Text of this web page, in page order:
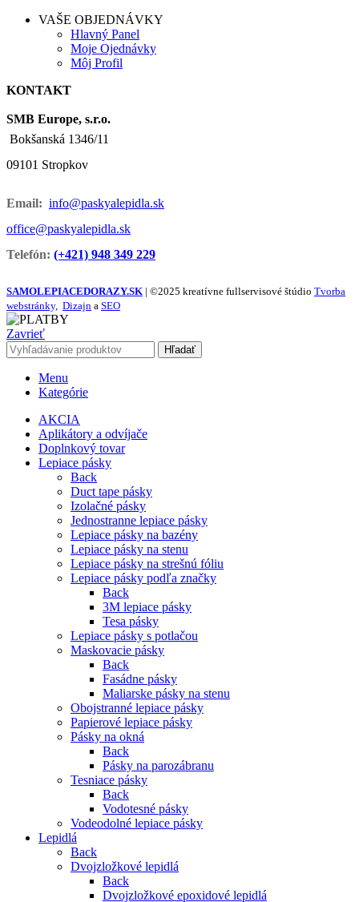
VAŠE OBJEDNÁVKY
Hlavný Panel
Moje Ojednávky
Môj Profil
KONTAKT
SMB Europe, s.r.o.
Bokšanská 1346/11
09101 Stropkov
Email: info@paskyalepidla.sk
office@paskyalepidla.sk
Telefón: (+421) 948 349 229
SAMOLEPIACEDORAZY.SK | ©2025 kreatívne fullservisové štúdio Tvorba
webstránky, Dizajn a SEO
Zavrieť
Hľadať
Menu
Kategórie
AKCIA
Aplikátory a odvíjače
Doplnkový tovar
Lepiace pásky
Back
Duct tape pásky
Izolačné pásky
Jednostranne lepiace pásky
Lepiace pásky na bazény
Lepiace pásky na stenu
Lepiace pásky na strešnú fóliu
Lepiace pásky podľa značky
Back
3M lepiace pásky
Tesa pásky
Lepiace pásky s potlačou
Maskovacie pásky
Back
Fasádne pásky
Maliarske pásky na stenu
Obojstranné lepiace pásky
Papierové lepiace pásky
Pásky na okná
Back
Pásky na parozábranu
Tesniace pásky
Back
Vodotesné pásky
Vodeodolné lepiace pásky
Lepidlá
Back
Dvojzložkové lepidlá
Back
Dvojzložkové epoxidové lepidlá